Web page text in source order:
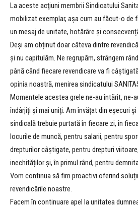
La aceste acţiuni membrii Sindicatului
mobilizat exemplar, așa cum au făcut-o de
un mesaj de unitate, hotărâre și
Deși am obținut doar câteva dintre
și nu capitulăm. Ne regrupăm, strângem
până când fiecare revendicare va fi
opinia noastră, menirea sindicatului
Momentele acestea grele ne-au întărit, ne-
îndârjiți și mai uniți. Am învățat din eșecuri
sindicală trebuie purtată în fiecare zi, în
locurile de muncă, pentru salarii, pentru
drepturilor câștigate, pentru drepturi
inechităților și, în primul rând, pentru
Vom continua să fim proactivi oferind
revendicările noastre.
Facem în continuare apel la unitatea